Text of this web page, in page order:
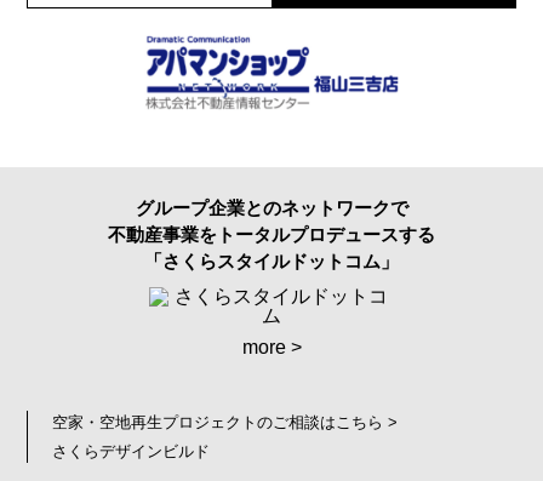
グループ企業とのネットワークで
不動産事業をトータルプロデュースする
「さくらスタイルドットコム」
more >
空家・空地再生プロジェクトのご相談はこちら >
さくらデザインビルド